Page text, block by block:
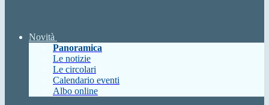
Novità
Panoramica
Le notizie
Le circolari
Calendario eventi
Albo online